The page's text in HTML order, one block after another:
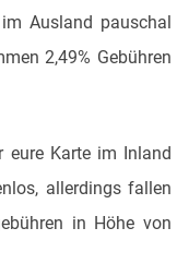
Ausland pauschal
2,49% Gebühren
eure Karte im Inland
allerdings fallen
in Höhe von